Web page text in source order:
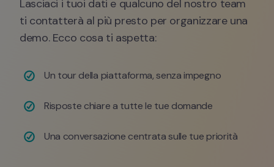
Lasciaci i tuoi dati e qualcuno del nostro team
ti contatterà al più presto per organizzare una
demo. Ecco cosa ti aspetta:
Un tour della piattaforma, senza impegno
Risposte chiare a tutte le tue domande
Una conversazione centrata sulle tue priorità